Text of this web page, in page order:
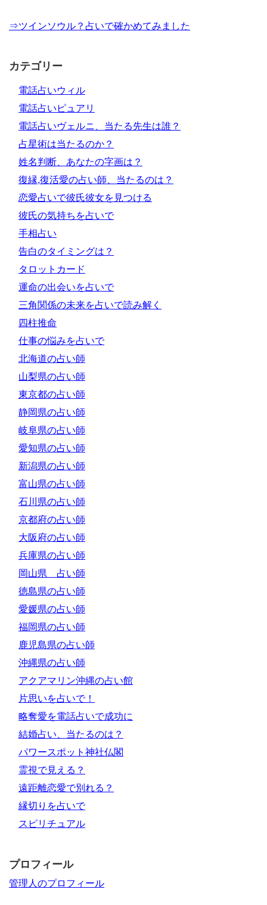
⇒ツインソウル？占いで確かめてみました
カテゴリー
電話占いウィル
電話占いピュアリ
電話占いヴェルニ、当たる先生は誰？
占星術は当たるのか？
姓名判断、あなたの字画は？
復縁,復活愛の占い師、当たるのは？
恋愛占いで彼氏彼女を見つける
彼氏の気持ちを占いで
手相占い
告白のタイミングは？
タロットカード
運命の出会いを占いで
三角関係の未来を占いで読み解く
四柱推命
仕事の悩みを占いで
北海道の占い師
山梨県の占い師
東京都の占い師
静岡県の占い師
岐阜県の占い師
愛知県の占い師
新潟県の占い師
富山県の占い師
石川県の占い師
京都府の占い師
大阪府の占い師
兵庫県の占い師
岡山県 占い師
徳島県の占い師
愛媛県の占い師
福岡県の占い師
鹿児島県の占い師
沖縄県の占い師
アクアマリン沖縄の占い館
片思いを占いで！
略奪愛を電話占いで成功に
結婚占い、当たるのは？
パワースポット神社仏閣
霊視で見える？
遠距離恋愛で別れる？
縁切りを占いで
スピリチュアル
プロフィール
管理人のプロフィール